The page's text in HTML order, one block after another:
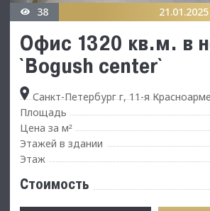
38 21.01.2025
Офиc 1320 кв.м. в
`Воgush сentеr`
Санкт-Петербург г, 11-я
Площадь
Цена за м²
Этажей в здании
Этаж
Стоимость